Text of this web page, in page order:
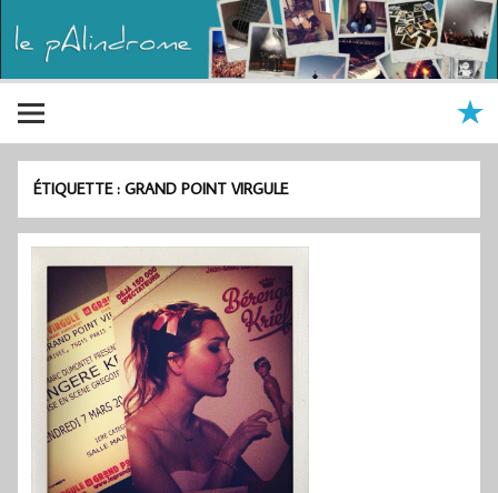
ÉTIQUETTE :GRAND POINT VIRGULE